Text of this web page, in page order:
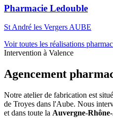
Pharmacie Ledouble
St André les Vergers AUBE
Voir toutes les réalisations
Intervention à Valence
Agencement
Notre atelier de fabrication est
de Troyes dans l'Aube. Nous
et dans toute la Auvergne-